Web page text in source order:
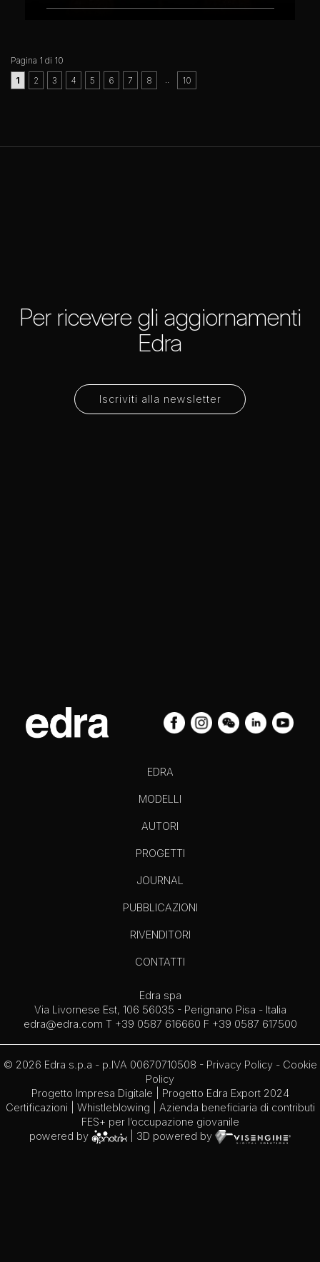
Pagina 1 di 10
1
2 3 4 5 6 7 8 10
Iscriviti alla newsletter
Per ricevere gli aggiornamenti
Edra
EDRA
MODELLI
AUTORI
PROGETTI
JOURNAL
PUBBLICAZIONI
RIVENDITORI
CONTATTI
Edra spa
Via Livornese Est, 106 56035 - Perignano Pisa - Italia
edra@edra.com T +39 0587 616660 F +39 0587 617500
© 2026 Edra s.p.a - p.IVA 00670710508 - Privacy Policy- Cookie
Policy
Progetto Impresa Digitale
Progetto Edra Export 2024
Certificazioni
Whistleblowing | Azienda beneficiaria di contributi
FES+ per l’occupazione giovanile
powered by
| 3D powered by